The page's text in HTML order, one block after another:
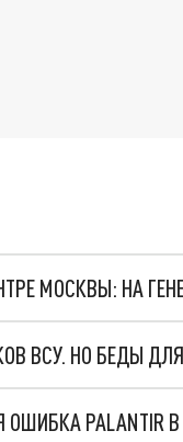
МОСКВЫ: НА
ВСУ. НО БЕДЫ